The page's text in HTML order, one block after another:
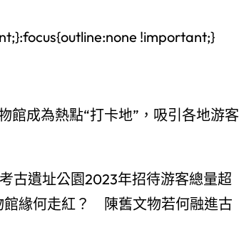
!important;}
館成為熱點“打卡地”，吸引各地游客
古遺址公園2023年招待游客總量超
館緣何走紅？ 陳舊文物若何融進古